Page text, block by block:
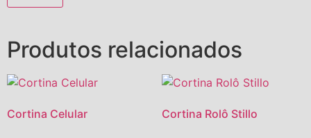
Produtos relacionados
Cortina Celular Cortina Rolô Stillo